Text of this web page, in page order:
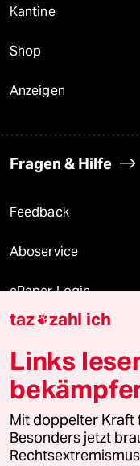
Kantine
Shop
Anzeigen
Fragen & Hilfe
Feedback
Aboservice
ePaper Login
Downloads für
© 2026 taz Verlags
Alle Rechte vorbehalten.
wenden Sie sich bitte an
taz zahl ich
Links
Mit doppelter Kraft
Besonders jetzt